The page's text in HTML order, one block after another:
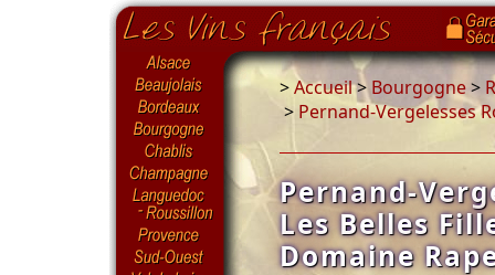
>Accueil>Bourgogne>
> Pernand-Vergelesses
Pernand-
Les Belles
Domaine